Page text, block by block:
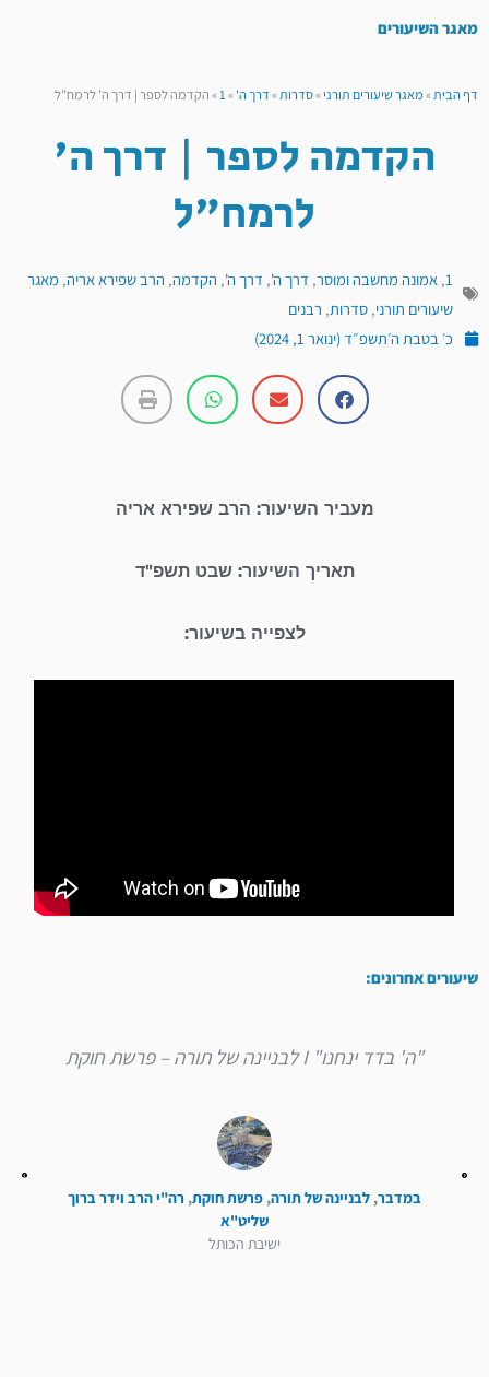
מאגר השיעורים
דף הבית»מאגר שיעורים תורני»סדרות»דרך ה'»
1
»הקדמה לספר | דרך ה’ לרמח”ל
הקדמה לספר | דרך ה'
לרמח"ל
1
, אמונה מחשבה ומוסר, דרך ה', דרך ה', הקדמה, הרב שפירא אריה, מאגר
שיעורים תורני, סדרות, רבנים
כ׳ בטבת ה׳תשפ״ד (ינואר 1, 2024)
מעביר השיעור: הרב שפירא אריה
תאריך השיעור: שבט תשפ"ד
לצפייה בשיעור:
שיעורים אחרונים:
"ה' בדד ינחנו" I לבניינה של תורה – פרשת חוקת
במדבר, לבניינה של תורה, פרשת חוקת, רה"י הרב וידר ברוך
שליט"א
ישיבת הכותל